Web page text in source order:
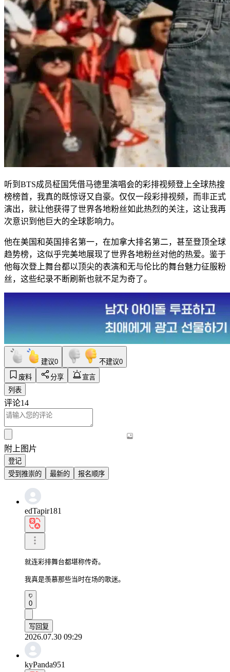
听到BTS成员柾国凭借马德里演唱会的彩排视频登上全球热搜
榜榜首，我真的既惊讶又自豪。仅仅一段彩排视频，而非正式
演出，就让他获得了世界各地粉丝如此热烈的关注，这让我再
次意识到他巨大的全球影响力。
他在美国和英国排名第一，在加拿大排名第二，甚至登顶全球
趋势榜，这似乎完美地展现了世界各地粉丝对他的热爱。鉴于
他每次登上舞台都以顶尖的表演和无与伦比的舞台魅力征服粉
丝，这些纪录不断刷新也就不足为奇了。
建议0 不建议0
废料
分享
宣言
列表
评论14
附上图片
登记
受到推崇的
最新的 报名顺序
edTapir181
就连彩排舞台都堪称传奇。
我真是羡慕那些当时在场的歌迷。
0
写回复
2026.07.30 09:29
kyPanda951